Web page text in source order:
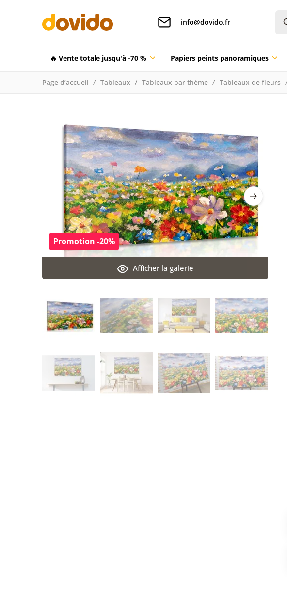
info@dovido.fr
🔥 Vente totale jusqu'à -70 % Papiers peints panoramiques
Page d’accueil Tableaux Tableaux par thème Tableaux de fleurs
Afficher la galerie
Promotion -20%